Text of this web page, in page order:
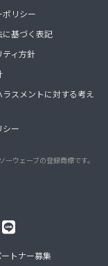
ポリシー
基づく表記
ィ方針
スメントに対する考え
シー
ーウェーブの登録商標です。
ートナー募集